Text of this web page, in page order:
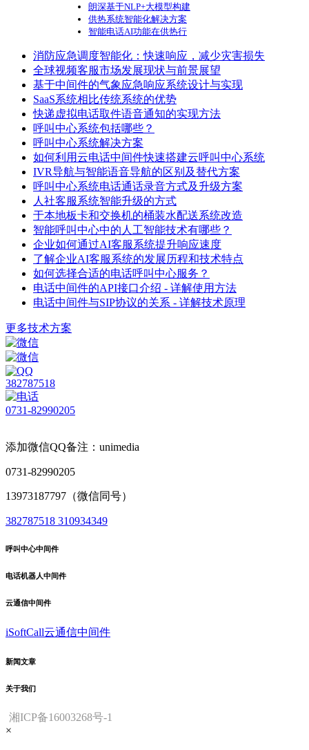
朗深基于NLP+大模型构建
供热系统智能化解决方案
智能电话AI功能在供热行
消防应急调度智能化：快速响应，减少灾害损失
全球视频客服市场发展现状与前景展望
基于中间件的气象应急响应系统设计与实现
SaaS系统相比传统系统的优势
快递虚拟电话取件语音通知的实现方法
呼叫中心系统包括哪些？
呼叫中心系统解决方案
如何利用云电话中间件快速搭建云呼叫中心系统
IVR导航与智能语音导航的区别及替代方案
呼叫中心系统电话通话录音方式及升级方案
人社客服系统智能升级的方式
于本地板卡和交换机的桶装水配送系统改造
智能呼叫中心中的人工智能技术有哪些？
企业如何通过AI客服系统提升响应速度
了解企业AI客服系统的发展历程和技术特点
如何选择合适的电话呼叫中心服务？
电话中间件的API接口介绍 - 详解使用方法
电话中间件与SIP协议的关系 - 详解技术原理
更多技术方案
382787518
0731-82990205
添加微信QQ备注：unimedia
0731-82990205
13973187797（微信同号）
382787518 310934349
呼叫中心中间件
电话机器人中间件
云通信中间件
iSoftCall云通信中间件
新闻文章
关于我们
湘ICP备16003268号-1
×